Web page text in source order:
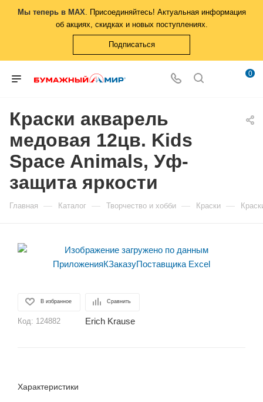
Мы теперь в MAX. Присоединяйтесь! Актуальная информация
об акциях, скидках и новых поступлениях.
Подписаться
0
Краски акварель
медовая 12цв. Kids
Space Animals, Уф-
защита яркости
Главная — Каталог — Творчество и хобби — Краски —
В избранное Сравнить
Код: 124882 Erich Krause
Характеристики